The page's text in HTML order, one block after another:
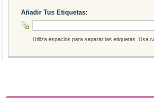
Añadir Tus Etiquetas:
Utiliza espacios para separar las etiquetas. Usa